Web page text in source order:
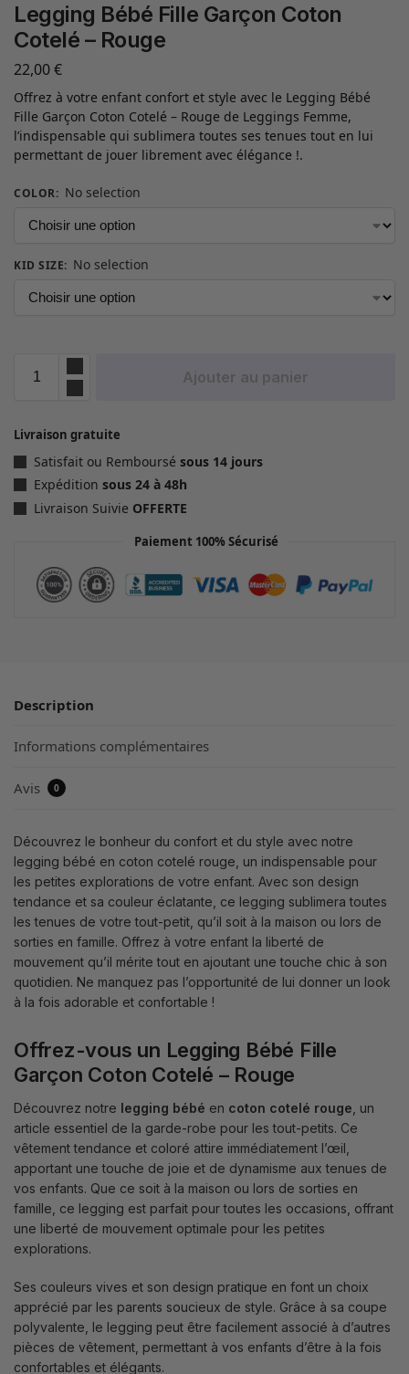
Legging Bébé Fille Garçon Coton
Cotelé – Rouge
22,00€
Offrez à votre enfant confort et style avec le Legging Bébé
Fille Garçon Coton Cotelé – Rouge de Leggings Femme,
l’indispensable qui sublimera toutes ses tenues tout en lui
permettant de jouer librement avec élégance !.
COLOR: No selection
KID SIZE: No selection
Ajouter au panier
Livraison gratuite
Satisfait ou Remboursé sous 14 jours
Expédition sous 24 à 48h
Livraison Suivie OFFERTE
Paiement 100% Sécurisé
Description
Informations complémentaires
Avis 0
Découvrez le bonheur du confort et du style avec notre
legging bébé en coton cotelé rouge, un indispensable pour
les petites explorations de votre enfant. Avec son design
tendance et sa couleur éclatante, ce legging sublimera toutes
les tenues de votre tout-petit, qu’il soit à la maison ou lors de
sorties en famille. Offrez à votre enfant la liberté de
mouvement qu’il mérite tout en ajoutant une touche chic à son
quotidien. Ne manquez pas l’opportunité de lui donner un look
à la fois adorable et confortable !
Offrez-vous un Legging Bébé Fille
Garçon Coton Cotelé – Rouge
Découvrez notre legging bébé en coton cotelé rouge, un
article essentiel de la garde-robe pour les tout-petits. Ce
vêtement tendance et coloré attire immédiatement l’œil,
apportant une touche de joie et de dynamisme aux tenues de
vos enfants. Que ce soit à la maison ou lors de sorties en
famille, ce legging est parfait pour toutes les occasions, offrant
une liberté de mouvement optimale pour les petites
explorations.
Ses couleurs vives et son design pratique en font un choix
apprécié par les parents soucieux de style. Grâce à sa coupe
polyvalente, le legging peut être facilement associé à d’autres
pièces de vêtement, permettant à vos enfants d’être à la fois
confortables et élégants.